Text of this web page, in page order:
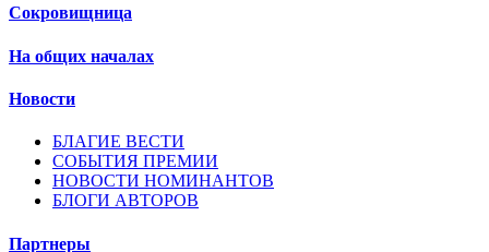
Сокровищница
На общих началах
Новости
БЛАГИЕ ВЕСТИ
СОБЫТИЯ ПРЕМИИ
НОВОСТИ НОМИНАНТОВ
БЛОГИ АВТОРОВ
Партнеры